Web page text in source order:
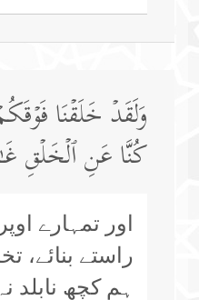
وَلَقَدۡ خَلَقۡنَا
كُنَّا عَنِ ٱلۡخَلۡقِ
اور تمہارے
راستے بنائے،
ہم کچھ نابلد